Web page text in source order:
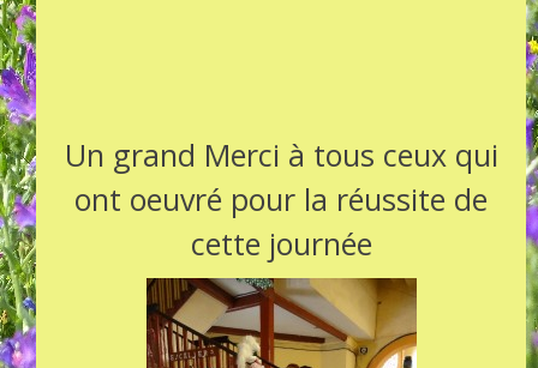
Un grand Merci à tous ceux qui
ont oeuvré pour la réussite de
cette journée